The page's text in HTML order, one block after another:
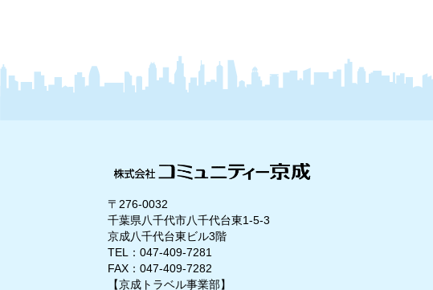
〒276-0032
千葉県八千代市八千代台東1-5-3
京成八千代台東ビル3階
TEL：047-409-7281
FAX：047-409-7282
【京成トラベル事業部】